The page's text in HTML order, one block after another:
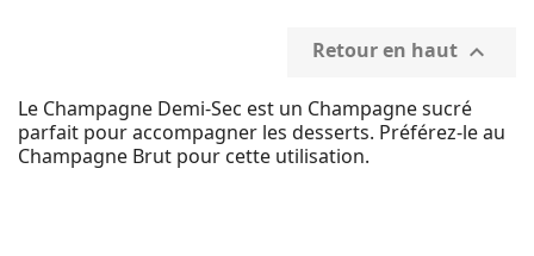
Retour en haut 
Le Champagne Demi-Sec est un Champagne sucré
parfait pour accompagner les desserts. Préférez-le au
Champagne Brut pour cette utilisation.